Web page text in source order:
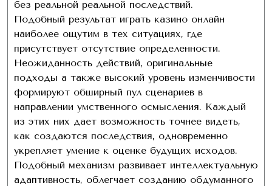
без реальной реальной последствий.
Подобный результат играть казино онлайн
наиболее ощутим в тех ситуациях, где
присутствует отсутствие определенности.
Неожиданность действий, оригинальные
подходы а также высокий уровень изменчивости
формируют обширный пул сценариев в
направлении умственного осмысления. Каждый
из этих них дает возможность точнее видеть,
как создаются последствия, одновременно
укрепляет умение к оценке будущих исходов.
Подобный механизм развивает интеллектуальную
адаптивность, облегчает созданию обдуманного